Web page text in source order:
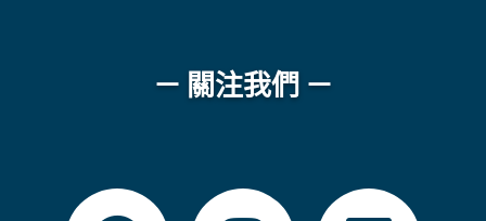
－ 關注我們 －